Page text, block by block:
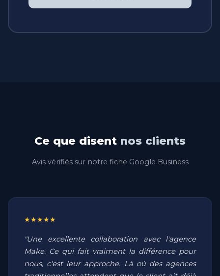
Ce que disent nos clients
Avis vérifiés sur notre fiche Google Business
★★★★★
"Une excellente collaboration avec l'agence
Make. Ce qui fait vraiment la différence pour
nous, c'est leur approche. Là où des agences